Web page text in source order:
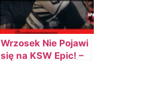
Wrzosek Nie Pojawi
się na KSW Epic! –